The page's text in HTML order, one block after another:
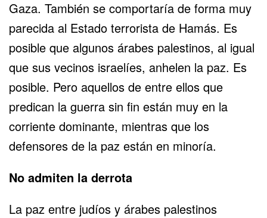
Gaza. También se comportaría de forma muy
parecida al Estado terrorista de Hamás. Es
posible que algunos árabes palestinos, al igual
que sus vecinos israelíes, anhelen la paz. Es
posible. Pero aquellos de entre ellos que
predican la guerra sin fin están muy en la
corriente dominante, mientras que los
defensores de la paz están en minoría.
No admiten la derrota
La paz entre judíos y árabes palestinos